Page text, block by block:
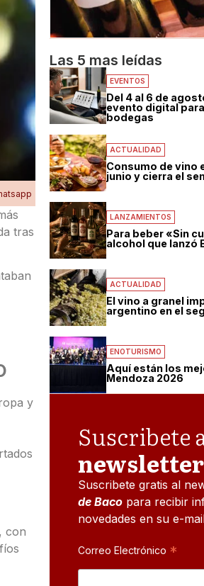
tras
y
con
Las 5 mas leídas
EVENTOS
Del 4 al 6 de
evento digital
bodegas
ACTUALIDAD
Consumo de vino
junio y cierra el
LANZAMIENTOS
Para beber «Sin
alcohol que lanzó
ACTUALIDAD
El vino a granel
argentino en el
ENOTURISMO
Aquí están los
Mendoza 2026
Suscribete
newsletter
Suscribete gratis al
de Baco para recibir
novedades en su e-
Correo Electrónico *